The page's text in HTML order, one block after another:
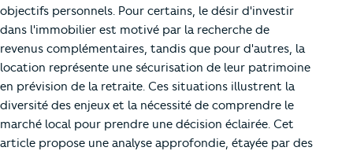
objectifs personnels. Pour certains, le désir d'investir
dans l'immobilier est motivé par la recherche de
revenus complémentaires, tandis que pour d'autres, la
location représente une sécurisation de leur patrimoine
en prévision de la retraite. Ces situations illustrent la
diversité des enjeux et la nécessité de comprendre le
marché local pour prendre une décision éclairée. Cet
article propose une analyse approfondie, étayée par des